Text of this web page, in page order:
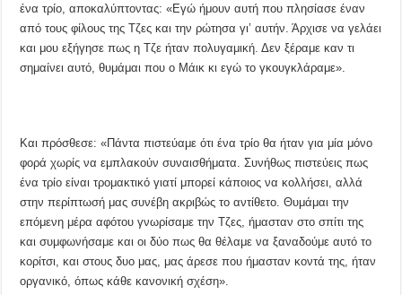
ένα τρίο, αποκαλύπτοντας: «Εγώ ήμουν αυτή που πλησίασε έναν
από τους φίλους της Τζες και την ρώτησα γι’ αυτήν. Άρχισε να γελάει
και μου εξήγησε πως η Τζε ήταν πολυγαμική. Δεν ξέραμε καν τι
σημαίνει αυτό, θυμάμαι που ο Μάικ κι εγώ το γκουγκλάραμε».
Και πρόσθεσε: «Πάντα πιστεύαμε ότι ένα τρίο θα ήταν για μία μόνο
φορά χωρίς να εμπλακούν συναισθήματα. Συνήθως πιστεύεις πως
ένα τρίο είναι τρομακτικό γιατί μπορεί κάποιος να κολλήσει, αλλά
στην περίπτωσή μας συνέβη ακριβώς το αντίθετο. Θυμάμαι την
επόμενη μέρα αφότου γνωρίσαμε την Τζες, ήμασταν στο σπίτι της
και συμφωνήσαμε και οι δύο πως θα θέλαμε να ξαναδούμε αυτό το
κορίτσι, και στους δυο μας, μας άρεσε που ήμασταν κοντά της, ήταν
οργανικό, όπως κάθε κανονική σχέση».